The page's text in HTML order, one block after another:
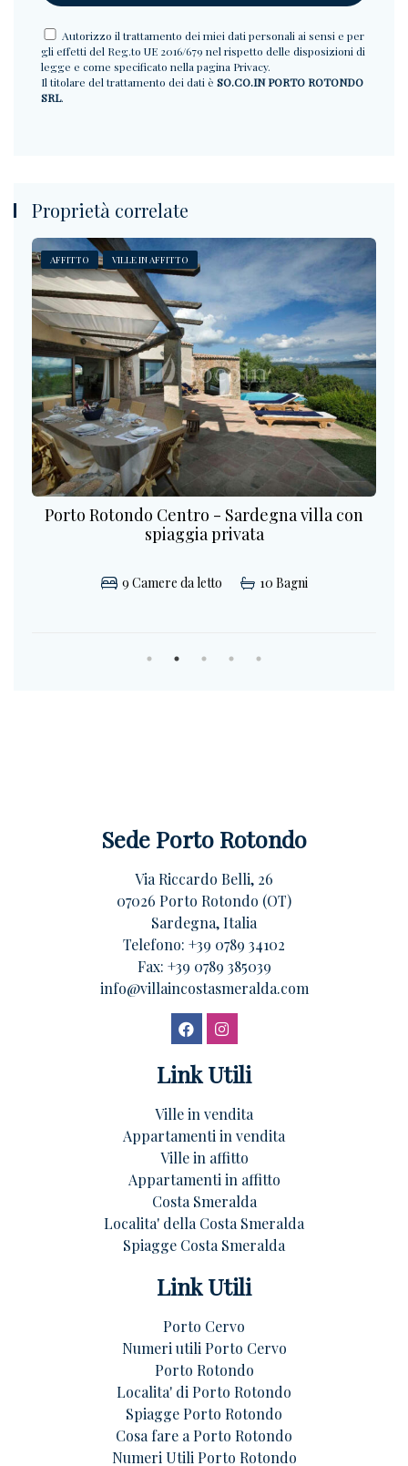
Autorizzo il trattamento dei miei dati personali ai sensi e per
gli effetti del Reg.to UE 2016/679 nel rispetto delle disposizioni di
legge e come specificato nella pagina Privacy.
Il titolare del trattamento dei dati è SO.CO.IN PORTO ROTONDO
SRL.
Proprietà correlate
AFFITTO VILLE IN AFFITTO
Porto Rotondo Centro - Sardegna villa con
spiaggia privata
9 Camere da letto 10 Bagni
Sede Porto Rotondo
Via Riccardo Belli, 26
07026 Porto Rotondo (OT)
Sardegna, Italia
Telefono: +39 0789 34102
Fax: +39 0789 385039
info@villaincostasmeralda.com
Link Utili
Ville in vendita
Appartamenti in vendita
Ville in affitto
Appartamenti in affitto
Costa Smeralda
Localita' della Costa Smeralda
Spiagge Costa Smeralda
Link Utili
Porto Cervo
Numeri utili Porto Cervo
Porto Rotondo
Localita' di Porto Rotondo
Spiagge Porto Rotondo
Cosa fare a Porto Rotondo
Numeri Utili Porto Rotondo